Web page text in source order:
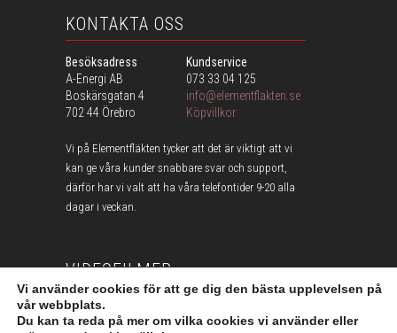
KONTAKTA OSS
Besöksadress
A-Energi AB
Boskärsgatan 4
702 44 Örebro
Kundservice
073 33 04 125
info@elementflakten.se
Köpvillkor
Vi på Elementfläkten tycker att det är viktigt att vi
kan ge våra kunder snabbare svar och support,
därför har vi valt att ha våra telefontider 9-20 alla
dagar i veckan.
VIDEOFILMER
SE VÅRA FILMER HÄR
Vi använder cookies för att ge dig den bästa upplevelsen på
vår webbplats.
Du kan ta reda på mer om vilka cookies vi använder eller